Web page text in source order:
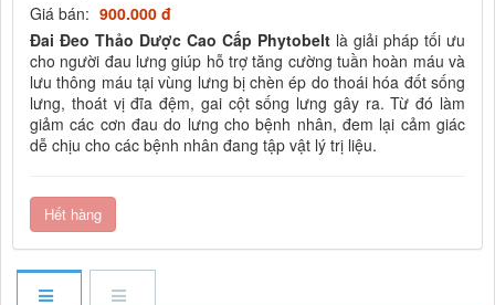
Giá bán: 900.000 đ
Đai Đeo Thảo Dược Cao Cấp Phytobelt là giải pháp tối ưu
cho người đau lưng giúp hỗ trợ tăng cường tuần hoàn máu và
lưu thông máu tại vùng lưng bị chèn ép do thoái hóa đốt sống
lưng, thoát vị đĩa đệm, gai cột sống lưng gây ra. Từ đó làm
giảm các cơn đau do lưng cho bệnh nhân, đem lại cảm giác
dễ chịu cho các bệnh nhân đang tập vật lý trị liệu.
Hết hàng